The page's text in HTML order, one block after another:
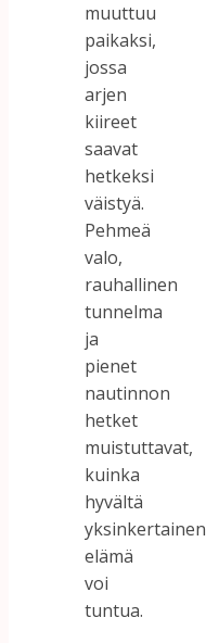
muuttuu
paikaksi,
jossa
arjen
kiireet
saavat
hetkeksi
väistyä.
Pehmeä
valo,
rauhallinen
tunnelma
ja
pienet
nautinnon
hetket
muistuttavat,
kuinka
hyvältä
yksinkertainen
elämä
voi
tuntua.